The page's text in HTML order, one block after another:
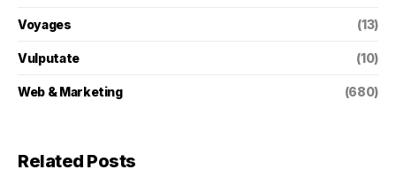
Voyages (13)
Vulputate (10)
Web & Marketing (680)
Related Posts